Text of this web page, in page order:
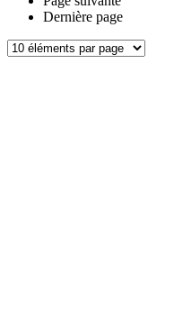
Dernière page